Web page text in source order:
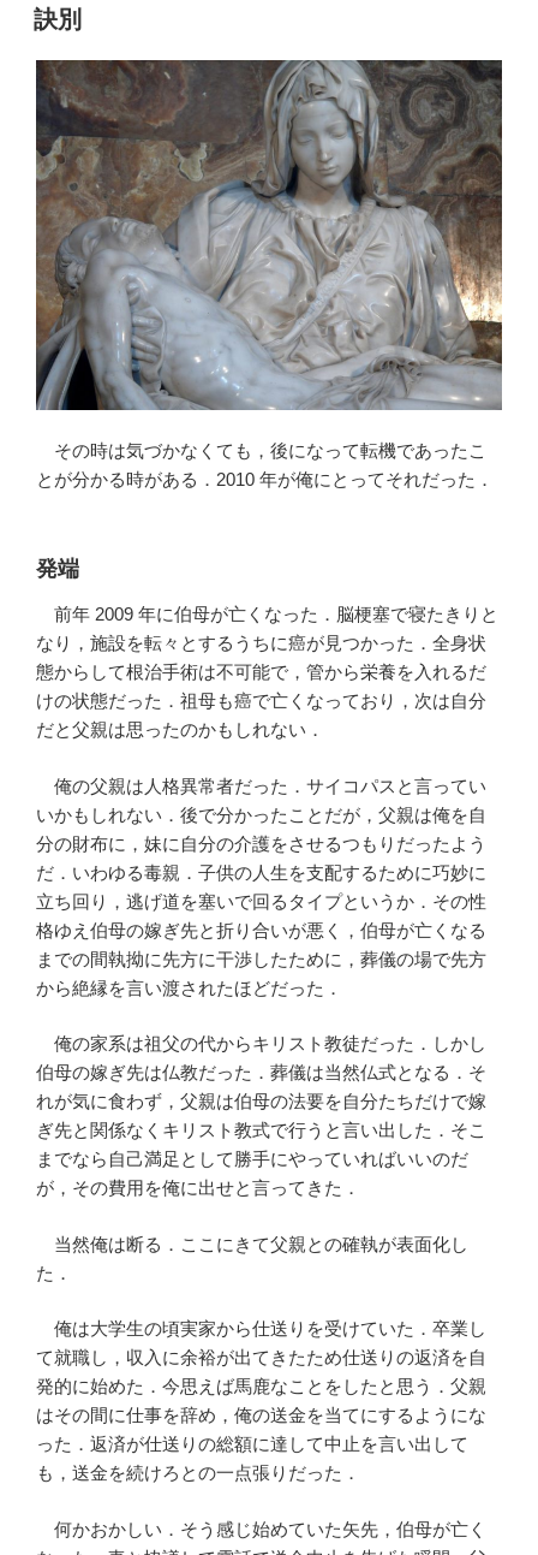
稿
日:
訣別
その時は気づかなくても，後になって転機であったこ
とが分かる時がある．2010 年が俺にとってそれだった．
発端
前年 2009 年に伯母が亡くなった．脳梗塞で寝たきりと
なり，施設を転々とするうちに癌が見つかった．全身状
態からして根治手術は不可能で，管から栄養を入れるだ
けの状態だった．祖母も癌で亡くなっており，次は自分
だと父親は思ったのかもしれない．
俺の父親は人格異常者だった．サイコパスと言ってい
いかもしれない．後で分かったことだが，父親は俺を自
分の財布に，妹に自分の介護をさせるつもりだったよう
だ．いわゆる毒親．子供の人生を支配するために巧妙に
立ち回り，逃げ道を塞いで回るタイプというか．その性
格ゆえ伯母の嫁ぎ先と折り合いが悪く，伯母が亡くなる
までの間執拗に先方に干渉したために，葬儀の場で先方
から絶縁を言い渡されたほどだった．
俺の家系は祖父の代からキリスト教徒だった．しかし
伯母の嫁ぎ先は仏教だった．葬儀は当然仏式となる．そ
れが気に食わず，父親は伯母の法要を自分たちだけで嫁
ぎ先と関係なくキリスト教式で行うと言い出した．そこ
までなら自己満足として勝手にやっていればいいのだ
が，その費用を俺に出せと言ってきた．
当然俺は断る．ここにきて父親との確執が表面化し
た．
俺は大学生の頃実家から仕送りを受けていた．卒業し
て就職し，収入に余裕が出てきたため仕送りの返済を自
発的に始めた．今思えば馬鹿なことをしたと思う．父親
はその間に仕事を辞め，俺の送金を当てにするようにな
った．返済が仕送りの総額に達して中止を言い出して
も，送金を続けろとの一点張りだった．
何かおかしい．そう感じ始めていた矢先，伯母が亡く